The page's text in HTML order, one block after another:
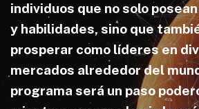
individuos que no solo
y habilidades, sino que
prosperar como líderes en
mercados alrededor del
programa será un paso